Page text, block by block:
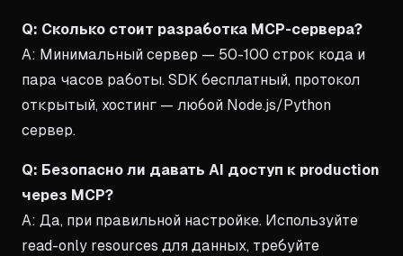
Q: Сколько стоит разработка MCP-сервера?
A: Минимальный сервер — 50-100 строк кода и
пара часов работы. SDK бесплатный, протокол
открытый, хостинг — любой Node.js/Python
сервер.
Q: Безопасно ли давать AI доступ к production
через MCP?
A: Да, при правильной настройке. Используйте
read-only resources для данных, требуйте